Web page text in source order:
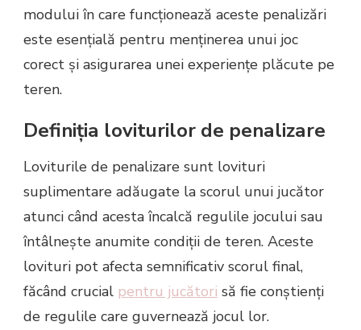
modului în care funcționează aceste penalizări
este esențială pentru menținerea unui joc
corect și asigurarea unei experiențe plăcute pe
teren.
Definiția loviturilor de penalizare
Loviturile de penalizare sunt lovituri
suplimentare adăugate la scorul unui jucător
atunci când acesta încalcă regulile jocului sau
întâlnește anumite condiții de teren. Aceste
lovituri pot afecta semnificativ scorul final,
făcând crucial pentru jucători să fie conștienți
de regulile care guvernează jocul lor.